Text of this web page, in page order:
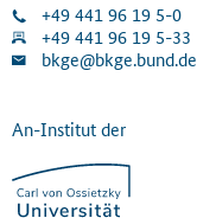
+49 441 96 19 5-0
+49 441 96 19 5-33
bkge@bkge.bund.de
An-Institut der